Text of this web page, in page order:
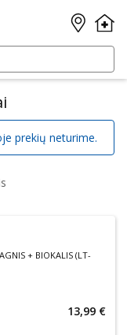
prekių neturime.
+ BIOKALIS (LT-
narių nuolaida
13,99 €